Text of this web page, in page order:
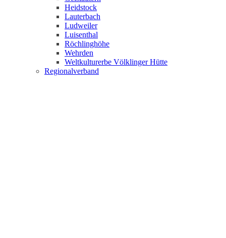
Heidstock
Lauterbach
Ludweiler
Luisenthal
Röchlinghöhe
Wehrden
Weltkulturerbe Völklinger Hütte
Regionalverband